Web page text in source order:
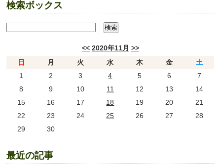
検索ボックス
<< 2020年11月 >>
日
月 火 水 木 金
土
1
2 3 4 5 6
7
8
9 10 11 12 13
14
15
16 17 18 19 20
21
22
23 24 25 26 27
28
29
30
最近の記事